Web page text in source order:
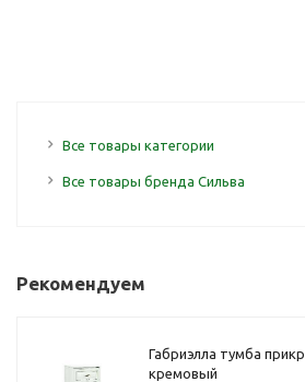
Все товары категории
Все товары бренда Сильва
Рекомендуем
Габриэлла тумба
кремовый